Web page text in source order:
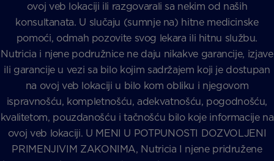
ovoj veb lokaciji ili razgovarali sa nekim od naših
konsultanata. U slučaju (sumnje na) hitne medicinske
pomoći, odmah pozovite svog lekara ili hitnu službu.
Nutricia i njene podružnice ne daju nikakve garancije, izjave
ili garancije u vezi sa bilo kojim sadržajem koji je dostupan
na ovoj veb lokaciji u bilo kom obliku i njegovom
ispravnošću, kompletnošću, adekvatnošću, pogodnošću,
kvalitetom, pouzdanošću i tačnošću bilo koje informacije na
ovoj veb lokaciji. U MENI U POTPUNOSTI DOZVOLJENI
PRIMENJIVIM ZAKONIMA, Nutricia I njene pridružene